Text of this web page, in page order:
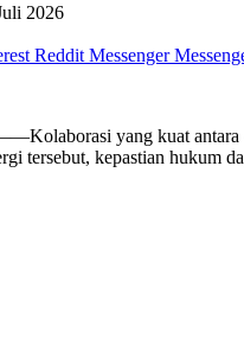
2026
Reddit Messenger
yang kuat antara
tersebut, kepastian hukum